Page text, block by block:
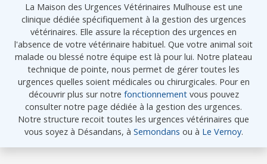
La Maison des Urgences Vétérinaires Mulhouse est une
clinique dédiée spécifiquement à la gestion des urgences
vétérinaires. Elle assure la réception des urgences en
l'absence de votre vétérinaire habituel. Que votre animal soit
malade ou blessé notre équipe est là pour lui. Notre plateau
technique de pointe, nous permet de gérer toutes les
urgences quelles soient médicales ou chirurgicales. Pour en
découvrir plus sur notre fonctionnementvous pouvez
consulter notre page dédiée à la gestion des urgences.
Notre structure recoit toutes les urgences vétérinaires que
vous soyez à Désandans, à Semondans ou à Le Vernoy.